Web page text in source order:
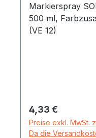
Markierspray
500 ml,
(VE 12)
Regulärer Preis:
4,33 €
Preise exkl. MwSt.
Da die